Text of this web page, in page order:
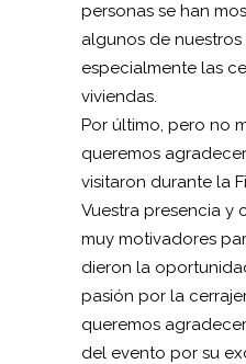
personas se han
algunos de
especialmente las
viviendas.
Por último, pero no
queremos
visitaron durante la
Vuestra presencia y
muy motivadores
dieron la
pasión por la
queremos
del evento por su